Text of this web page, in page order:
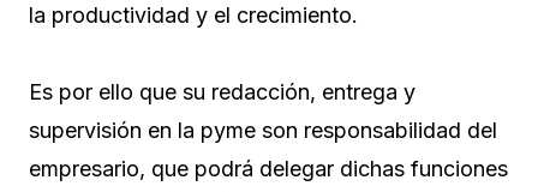
la productividad y el crecimiento.
Es por ello que su redacción, entrega y
supervisión en la pyme son responsabilidad del
empresario, que podrá delegar dichas funciones